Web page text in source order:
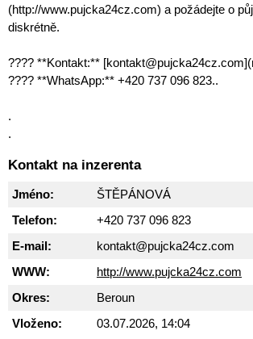
(http://www.pujcka24cz.com) a požádejte o
diskrétně.
???? **Kontakt:**
???? **WhatsApp:** +420 737 096 823..
.
.
Kontakt na inzerenta
Jméno:
ŠTĚPÁNOVÁ
Telefon:
+420 737 096 823
E-mail:
kontakt@pujcka24cz.com
WWW:
http://www.pujcka24cz.com
Okres:
Beroun
Vloženo:
03.07.2026, 14:04